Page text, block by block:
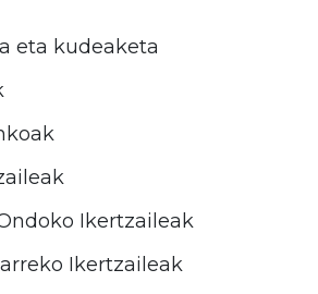
eta kudeaketa
Ikertzaileak
Ikertzaileak